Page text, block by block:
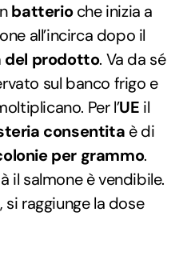
batterioche inizia a
all’incirca dopo il
del prodotto. Va da sé
sul banco frigo e
Per l’UE il
consentita è di
per grammo.
il salmone è vendibile.
raggiunge la dose